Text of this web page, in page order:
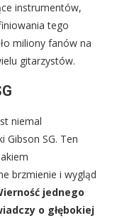
instrumentów,
tego
miliony fanów na
gitarzystów.
niemal
Gibson SG. Ten
brzmienie i wygląd
jednego
o głębokiej